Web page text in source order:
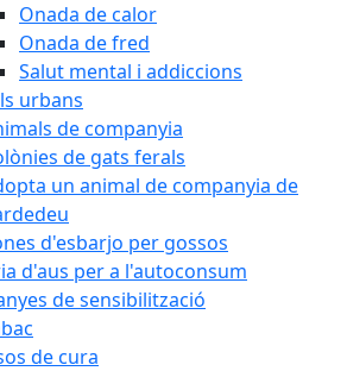
Onada de calor
Onada de fred
Salut mental i addiccions
urbans
de companyia
de gats ferals
un animal de companyia de
d'esbarjo per gossos
d'aus per a l'autoconsum
de sensibilització
de cura